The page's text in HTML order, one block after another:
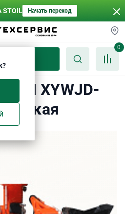
Начать переход
0
ПДМ XYWJD-